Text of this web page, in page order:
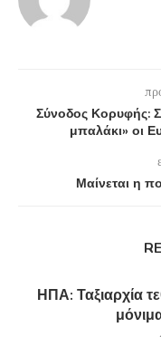
Σύνοδος Κορυφής:
μπαλάκι» οι
Μαίνεται η
ΗΠΑ: Ταξιαρχία